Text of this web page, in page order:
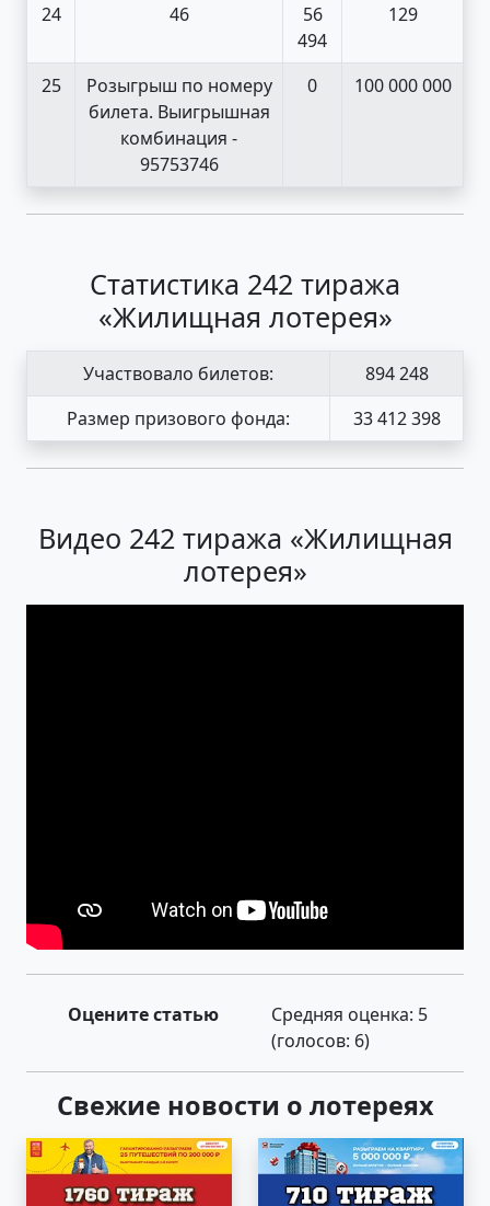
24 46
56
494
129
25
Розыгрыш по номеру
билета. Выигрышная
комбинация -
95753746
0 100 000 000
Статистика 242 тиража
«Жилищная лотерея»
Участвовало билетов:
894 248
Размер призового фонда:
33 412 398
Видео 242 тиража «Жилищная
лотерея»
Оцените статью Средняя оценка: 5
(голосов: 6)
Свежие новости о лотереях